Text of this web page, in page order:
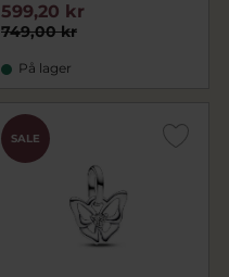
749,00 kr
599,20 kr
På lager
SALE